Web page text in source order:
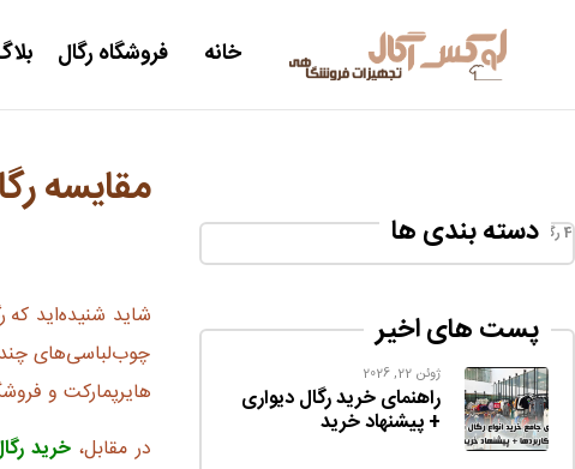
خانه فروشگاه رگال
دسته بندی ها
رگال و استند فروشگاهی(17)
پست های اخیر
ژوئن 22, 2026
راهنمای خرید رگال دیواری
+ پیشنهاد خرید
مقایسه
شاید شنیده‌اید که
چوب‌لباسی‌های
هایرپمارکت و
در مقابل،خرید